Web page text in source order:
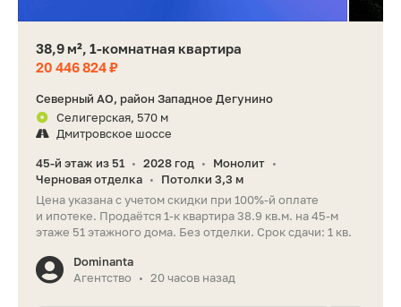
38,9 м², 1-комнатная квартира
20 446 824 ₽
Северный АО, район Западное Дегунино
Селигерская, 570 м
Дмитровское шоссе
45-й этаж из 51 • 2028 год • Монолит •
Черновая отделка •
Потолки 3,3 м
Цена указана с учетом скидки при 100%-й оплате
и ипотеке. Продаётся 1-к квартира 38.9 кв.м. на 45-м
этаже 51 этажного дома. Без отделки. Срок сдачи: 1 кв.
Dominanta
Агентство
• 20 часов назад